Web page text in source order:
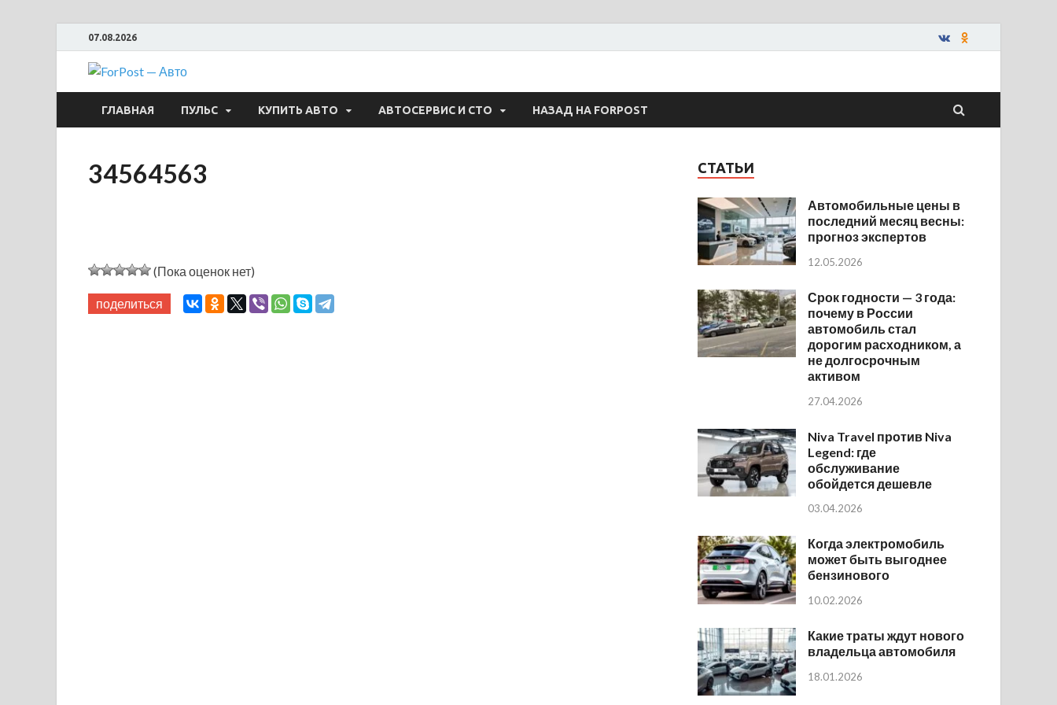
07.08.2026
ForPost — Авто
ГЛАВНАЯ ПУЛЬС КУПИТЬ АВТО АВТОСЕРВИС И СТО НАЗАД НА FORPOST
34564563
(Пока оценок нет)
поделиться
СТАТЬИ
Автомобильные цены в
последний месяц весны:
прогноз экспертов
12.05.2026
Срок годности — 3 года:
почему в России
автомобиль стал
дорогим расходником, а
не долгосрочным
активом
27.04.2026
Niva Travel против Niva
Legend: где
обслуживание
обойдется дешевле
03.04.2026
Когда электромобиль
может быть выгоднее
бензинового
10.02.2026
Какие траты ждут нового
владельца автомобиля
18.01.2026